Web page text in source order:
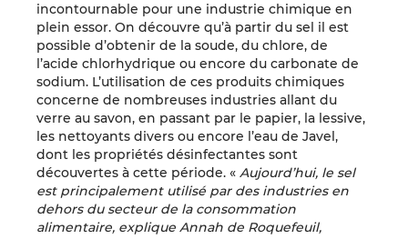
incontournable pour une industrie chimique en
plein essor. On découvre qu’à partir du sel il est
possible d’obtenir de la soude, du chlore, de
l’acide chlorhydrique ou encore du carbonate de
sodium. L’utilisation de ces produits chimiques
concerne de nombreuses industries allant du
verre au savon, en passant par le papier, la lessive,
les nettoyants divers ou encore l’eau de Javel,
dont les propriétés désinfectantes sont
découvertes à cette période. « Aujourd’hui, le sel
est principalement utilisé par des industries en
dehors du secteur de la consommation
alimentaire, explique Annah de Roquefeuil,